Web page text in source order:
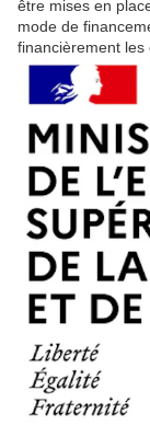
être mises en
mode de
financièrement les